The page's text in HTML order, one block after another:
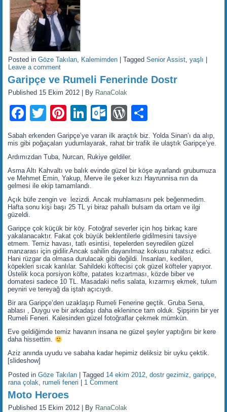
Posted in Göze Takılan, Kalemimden |Tagged Senior Assist,yaşlı
Leave a comment
Garipçe ve Rumeli Fenerinde Dostr
Published 15 Ekim 2012 By RanaColak
Facebook
TwitterPinterest
LinkedIn
Outlook.com
WordPress
Sabah erkenden Garipçe’ye varan ilk araçtık biz. Yolda Sinan’ı da alıp,
mis gibi poğaçaları yudumlayarak, rahat bir trafik ile ulaştık Garipçe’ye.
Ardımızdan Tuba, Nurcan, Rukiye geldiler.
Asma Altı Kahvaltı ve balık evinde güzel bir köşe ayarlandı grubumuza
ve Mehmet Emin, Yakup, Merve ile şeker kızı Hayrunnisa nın da
gelmesi ile ekip tamamlandı.
Açık büfe zengin ve lezizdi. Ancak muhlamasını pek beğenmedim.
Hafta sonu kişi başı 25 TL yi biraz pahallı bulsam da ortam ve ilgi
güzeldi.
Garipçe çok küçük bir köy. Fotoğraf severler için hoş birkaç kare
yakalanacaktır. Fakat çok büyük beklentilerle gidilmesini tavsiye
etmem. Temiz havası, tatlı esintisi, tepelerden seyredilen güzel
manzarası için gidilir.Ancak sahilin dayanılmaz kokusu rahatsız edici.
Hani rüzgar da olmasa durulacak gibi değildi. İnsanları, kedileri,
köpekleri sıcak kanlılar. Sahildeki köftecisi çok güzel köfteler yapıyor.
Üstelik koca porsiyon köfte, patates kızartması, közde biber ve
domatesi sadece 10 TL. Masadaki nefis salata, kızarmış ekmek, tulum
peyniri ve tereyağ da iştah açıcıydı.
Bir ara Garipçe’den uzaklaşıp Rumeli Fenerine geçtik. Gruba Sena,
ablası , Duygu ve bir arkadaşı daha eklenince tam olduk. Şipşirin bir yer
Rumeli Feneri. Kalesinden güzel fotoğraflar çekmek mümkün.
Eve geldiğimde temiz havanın insana ne güzel şeyler yaptığını bir kere
daha hissettim.
Aziz anında uyudu ve sabaha kadar hepimiz deliksiz bir uyku çektik.
[slideshow]
Posted in Göze Takılan |Tagged 14 ekim 2012,dostr gezimiz,garipçe,
rana çolak,rumeli feneri 1 Comment
Moto Heroes
Published 15 Ekim 2012 By RanaColak